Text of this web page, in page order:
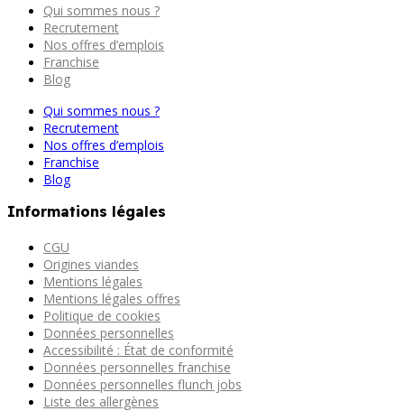
Qui sommes nous ?
Recrutement
Nos offres d’emplois
Franchise
Blog
Qui sommes nous ?
Recrutement
Nos offres d’emplois
Franchise
Blog
Informations légales
CGU
Origines viandes
Mentions légales
Mentions légales offres
Politique de cookies
Données personnelles
Accessibilité : État de conformité
Données personnelles franchise
Données personnelles flunch jobs
Liste des allergènes